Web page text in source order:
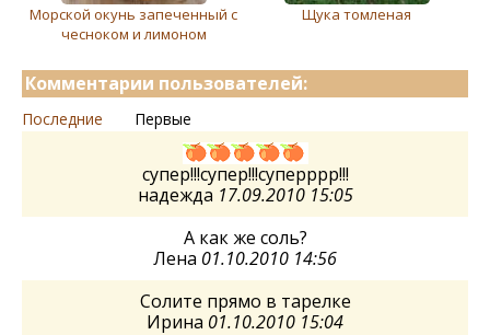
Морской окунь запеченный с
чесноком и лимоном
Щука томленая
Комментарии пользователей:
Последние Первые
супер!!!супер!!!суперррр!!!
надежда 17.09.2010 15:05
А как же соль?
Лена 01.10.2010 14:56
Солите прямо в тарелке
Ирина 01.10.2010 15:04